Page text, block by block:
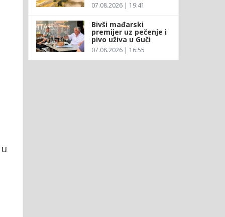
07.08.2026 | 19:41
Bivši mađarski
premijer uz pečenje i
pivo uživa u Guči
07.08.2026 | 16:55